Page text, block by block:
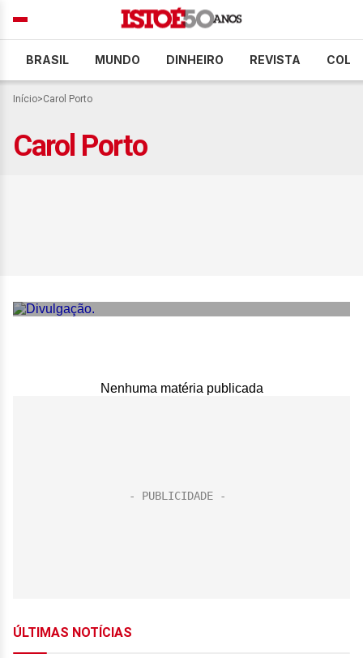
BRASIL MUNDO DINHEIRO REVISTA
Início>Carol Porto
Carol Porto
Nenhuma matéria publicada